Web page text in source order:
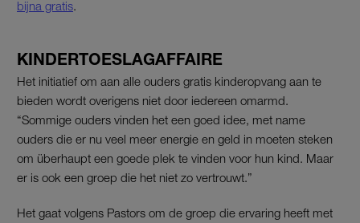
bijna gratis.
KINDERTOESLAGAFFAIRE
Het initiatief om aan alle ouders gratis kinderopvang aan te
bieden wordt overigens niet door iedereen omarmd.
“Sommige ouders vinden het een goed idee, met name
ouders die er nu veel meer energie en geld in moeten steken
om überhaupt een goede plek te vinden voor hun kind. Maar
er is ook een groep die het niet zo vertrouwt.”
Het gaat volgens Pastors om de groep die ervaring heeft met